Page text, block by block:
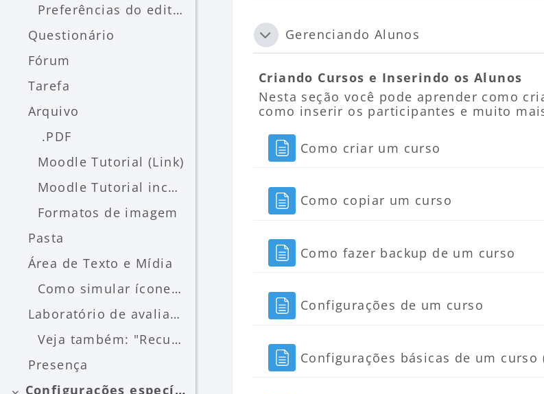
Preferências do editor de texto
Questionário
Fórum
Tarefa
Arquivo
.PDF
Moodle Tutorial (Link)
Moodle Tutorial incorporado
Formatos de imagem
Pasta
Área de Texto e Mídia
Como simular ícones do Moodle
Laboratório de avaliação
Veja também: "Recurso Laboratório de avaliação (professor) - LAE/FEAUSP"
Presença
Configurações específicas
ContrairGerenciando Alunos
Criando Cursos e Inserindo os Alunos
Nesta seção você pode aprender como
como inserir os participantes e muito
Como criar um curso
Como copiar um curso
Como fazer backup de um curso
Configurações de um curso
Configurações básicas de um curso